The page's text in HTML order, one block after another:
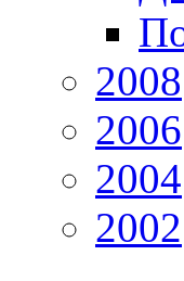
2008
2006
2004
2002